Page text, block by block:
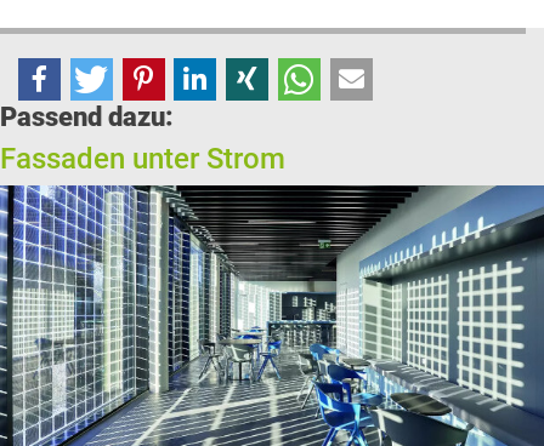
Passend dazu:
Fassaden unter Strom